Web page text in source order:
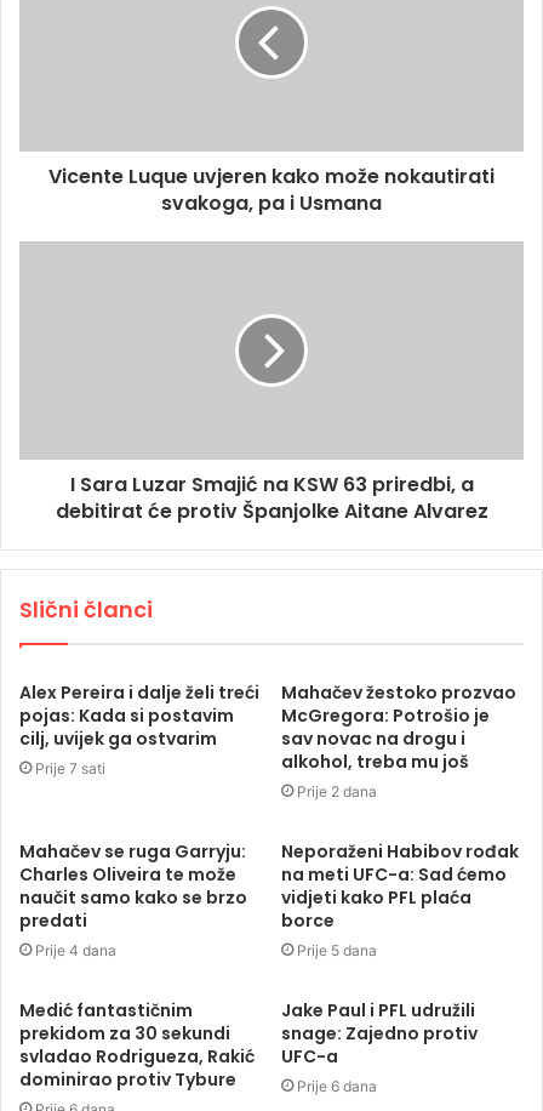
Vicente Luque uvjeren kako može nokautirati
svakoga, pa i Usmana
I Sara Luzar Smajić na KSW 63 priredbi, a
debitirat će protiv Španjolke Aitane Alvarez
Slični članci
Alex Pereira i dalje želi treći
pojas: Kada si postavim
cilj, uvijek ga ostvarim
Prije 7 sati
Mahačev žestoko prozvao
McGregora: Potrošio je
sav novac na drogu i
alkohol, treba mu još
Prije 2 dana
Mahačev se ruga Garryju:
Charles Oliveira te može
naučit samo kako se brzo
predati
Prije 4 dana
Neporaženi Habibov rođak
na meti UFC-a: Sad ćemo
vidjeti kako PFL plaća
borce
Prije 5 dana
Medić fantastičnim
prekidom za 30 sekundi
svladao Rodrigueza, Rakić
dominirao protiv Tybure
Jake Paul i PFL udružili
snage: Zajedno protiv
UFC-a
Prije 6 dana